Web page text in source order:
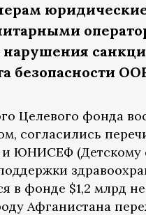
юридические
нарушения
безопасности
Целевого фонда
согласились
и ЮНИСЕФ
в фонде $1,2 млрд
Афганистана